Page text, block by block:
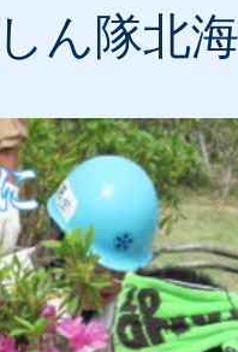
ん隊北